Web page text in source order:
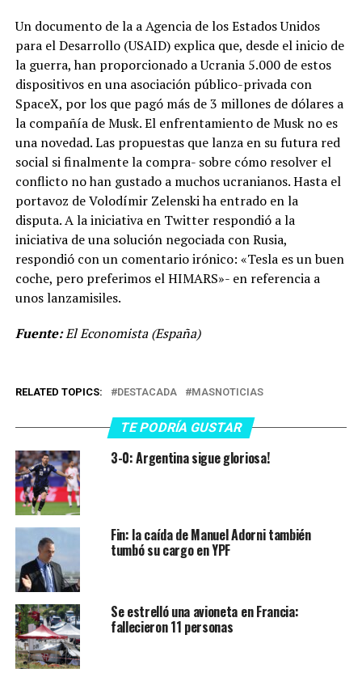
Un documento de la a Agencia de los Estados Unidos
para el Desarrollo (USAID) explica que, desde el inicio de
la guerra, han proporcionado a Ucrania 5.000 de estos
dispositivos en una asociación público-privada con
SpaceX, por los que pagó más de 3 millones de dólares a
la compañía de Musk. El enfrentamiento de Musk no es
una novedad. Las propuestas que lanza en su futura red
social si finalmente la compra- sobre cómo resolver el
conflicto no han gustado a muchos ucranianos. Hasta el
portavoz de Volodímir Zelenski ha entrado en la
disputa. A la iniciativa en Twitter respondió a la
iniciativa de una solución negociada con Rusia,
respondió con un comentario irónico: «Tesla es un buen
coche, pero preferimos el HIMARS»- en referencia a
unos lanzamisiles.
Fuente:El Economista (España)
RELATED TOPICS: DESTACADA MASNOTICIAS
TE PODRÍA GUSTAR
3-0: Argentina sigue gloriosa!
Fin: la caída de Manuel Adorni también
tumbó su cargo en YPF
Se estrelló una avioneta en Francia:
fallecieron 11 personas